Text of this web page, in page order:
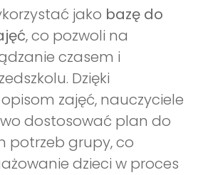
jako bazę do
, co pozwoli na
czasem i
Dzięki
zajęć, nauczyciele
dostosować plan do
potrzeb grupy, co
dzieci w proces